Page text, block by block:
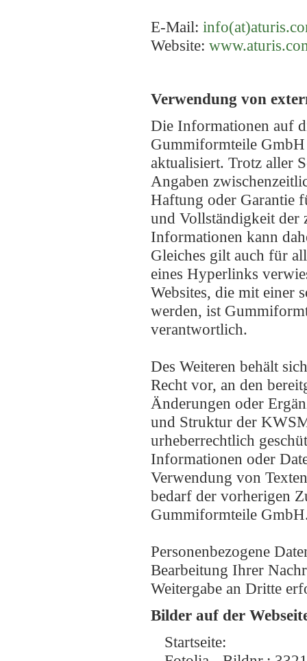
E-Mail:
Website:
Verwendung von
Die Informationen auf
Gummiformteile
aktualisiert. Trotz aller
Angaben
Haftung oder Garantie
und Vollständigkeit der
Informationen kann
Gleiches gilt auch für
eines Hyperlinks
Websites, die mit einer
werden, ist
verantwortlich.
Des Weiteren behält
Recht vor, an den
Änderungen oder
und Struktur der
urheberrechtlich
Informationen oder
Verwendung von
bedarf der vorherigen
Gummiformteile
Personenbezogene
Bearbeitung Ihrer
Weitergabe an Dritte
Bilder auf der
Startseite: